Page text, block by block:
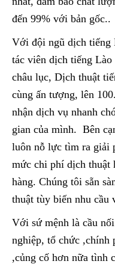
đến 99% với bản gốc..
Với đội ngũ dịch tiếng
tác viên dịch tiếng
châu lục, Dịch thuật
cùng ấn tượng, lên
nhận dịch vụ nhanh
gian của mình. Bên
luôn nỗ lực tìm ra giải
mức chi phí dịch thuật
hàng. Chúng tôi sẵn
thuật tùy biến nhu cầu
Với sứ mệnh là cầu
nghiệp, tổ chức ,chính
,củng cố hơn nữa tình